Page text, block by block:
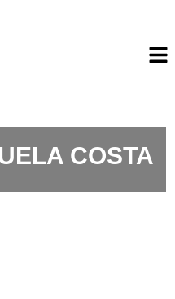
COSTA